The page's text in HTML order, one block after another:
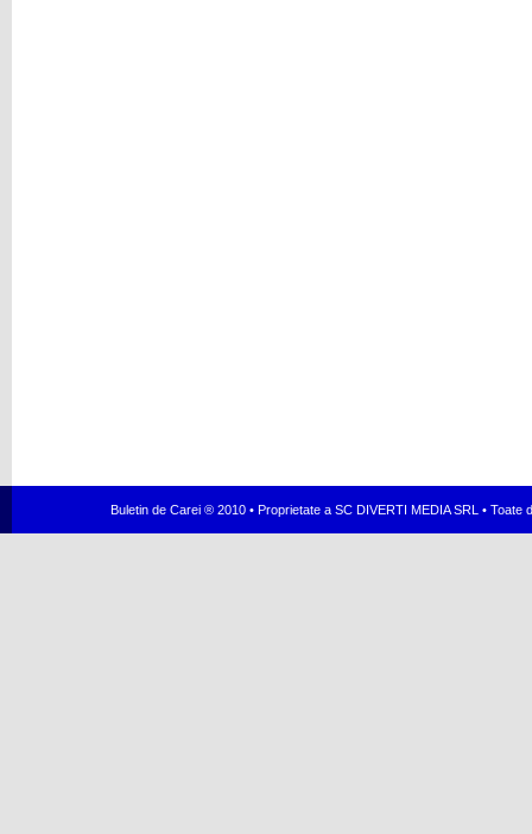
Buletin de Carei ® 2010 • Proprietate a SC DIVERTI MEDIA SRL •